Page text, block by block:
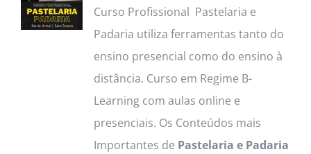
Curso Profissional Pastelaria e
Padaria utiliza ferramentas tanto do
ensino presencial como do ensino à
distância. Curso em Regime B-
Learning com aulas online e
presenciais. Os Conteúdos mais
Importantes de Pastelaria e Padaria